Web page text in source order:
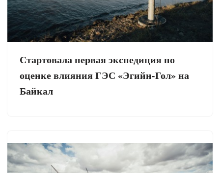
Стартовала первая экспедиция по
оценке влияния ГЭС «Эгийн-Гол» на
Байкал